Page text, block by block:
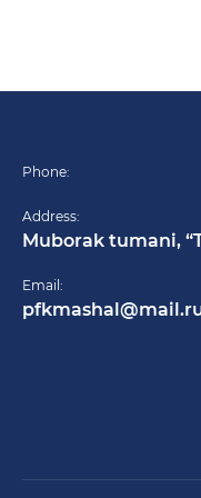
Phone:
Address:
Muborak tumani,
Email: